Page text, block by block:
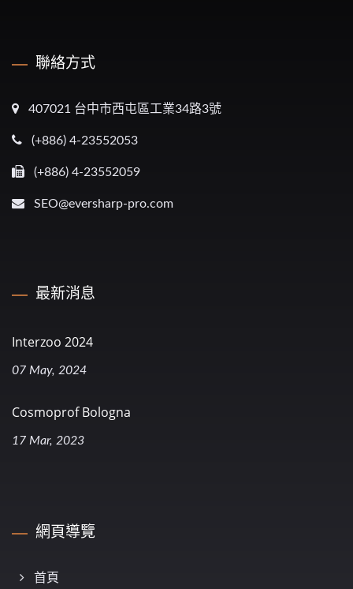
聯絡方式
407021 台中市西屯區工業34路3號
(+886) 4-23552053
(+886) 4-23552059
SEO@eversharp-pro.com
最新消息
Interzoo 2024
07 May, 2024
Cosmoprof Bologna
17 Mar, 2023
網頁導覽
首頁